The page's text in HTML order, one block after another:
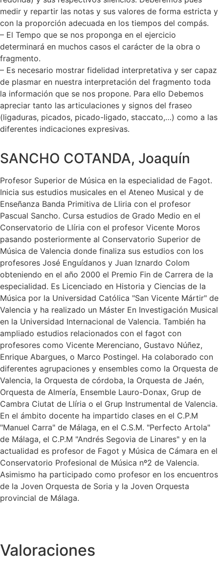
medir y repartir las notas y sus valores de forma estricta y
con la proporción adecuada en los tiempos del compás.
– El Tempo que se nos proponga en el ejercicio
determinará en muchos casos el carácter de la obra o
fragmento.
– Es necesario mostrar fidelidad interpretativa y ser capaz
de plasmar en nuestra interpretación del fragmento toda
la información que se nos propone. Para ello Debemos
apreciar tanto las articulaciones y signos del fraseo
(ligaduras, picados, picado-ligado, staccato,…) como a las
diferentes indicaciones expresivas.
SANCHO COTANDA, Joaquín
Profesor Superior de Música en la especialidad de Fagot.
Inicia sus estudios musicales en el Ateneo Musical y de
Enseñanza Banda Primitiva de Lliria con el profesor
Pascual Sancho. Cursa estudios de Grado Medio en el
Conservatorio de Llíria con el profesor Vicente Moros
pasando posteriormente al Conservatorio Superior de
Música de Valencia donde finaliza sus estudios con los
profesores José Enguídanos y Juan Iznardo Colom
obteniendo en el año 2000 el Premio Fin de Carrera de la
especialidad. Es Licenciado en Historia y Ciencias de la
Música por la Universidad Católica "San Vicente Mártir" de
Valencia y ha realizado un Máster En Investigación Musical
en la Universidad Internacional de Valencia. También ha
ampliado estudios relacionados con el fagot con
profesores como Vicente Merenciano, Gustavo Núñez,
Enrique Abargues, o Marco Postingel. Ha colaborado con
diferentes agrupaciones y ensembles como la Orquesta de
Valencia, la Orquesta de córdoba, la Orquesta de Jaén,
Orquesta de Almería, Ensemble Lauro-Donax, Grup de
Cambra Ciutat de Llíria o el Grup Instrumental de Valencia.
En el ámbito docente ha impartido clases en el C.P.M
"Manuel Carra" de Málaga, en el C.S.M. "Perfecto Artola"
de Málaga, el C.P.M "Andrés Segovia de Linares" y en la
actualidad es profesor de Fagot y Música de Cámara en el
Conservatorio Profesional de Música nº2 de Valencia.
Asimismo ha participado como profesor en los encuentros
de la Joven Orquesta de Soria y la Joven Orquesta
provincial de Málaga.
Valoraciones